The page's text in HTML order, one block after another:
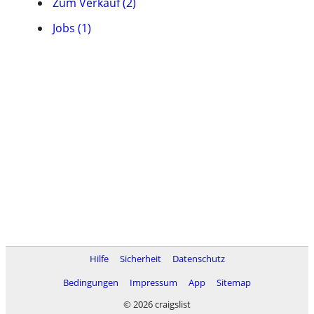
Jobs (1)
Hilfe Sicherheit
Datenschutz
Bedingungen
Impressum App
Sitemap
© 2026 craigslist